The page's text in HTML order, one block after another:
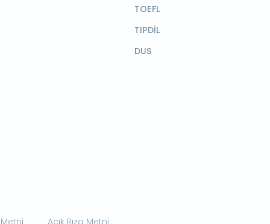
TOEFL
TIPDİL
DUS
Açık Rıza Metni